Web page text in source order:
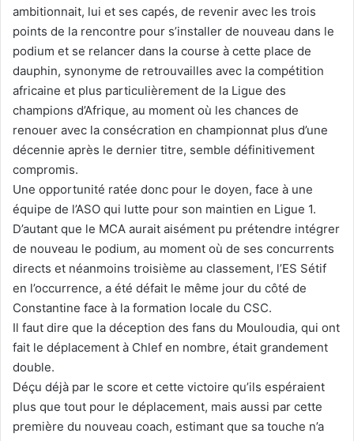
ambitionnait, lui et ses capés, de revenir avec les trois
points de la rencontre pour s’installer de nouveau dans le
podium et se relancer dans la course à cette place de
dauphin, synonyme de retrouvailles avec la compétition
africaine et plus particulièrement de la Ligue des
champions d’Afrique, au moment où les chances de
renouer avec la consécration en championnat plus d’une
décennie après le dernier titre, semble définitivement
compromis.
Une opportunité ratée donc pour le doyen, face à une
équipe de l’ASO qui lutte pour son maintien en Ligue 1.
D’autant que le MCA aurait aisément pu prétendre intégrer
de nouveau le podium, au moment où de ses concurrents
directs et néanmoins troisième au classement, l’ES Sétif
en l’occurrence, a été défait le même jour du côté de
Constantine face à la formation locale du CSC.
Il faut dire que la déception des fans du Mouloudia, qui ont
fait le déplacement à Chlef en nombre, était grandement
double.
Déçu déjà par le score et cette victoire qu’ils espéraient
plus que tout pour le déplacement, mais aussi par cette
première du nouveau coach, estimant que sa touche n’a